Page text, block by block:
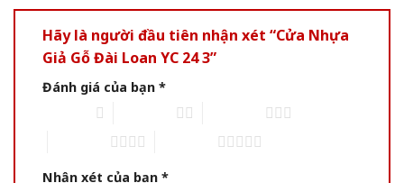
Hãy là người đầu tiên nhận xét “Cửa Nhựa
Giả Gỗ Đài Loan YC 24 3”
Đánh giá của bạn *
Nhận xét của bạn *